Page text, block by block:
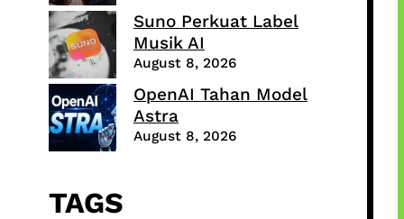
Suno Perkuat Label
Musik AI
August 8, 2026
OpenAI Tahan Model
Astra
August 8, 2026
TAGS